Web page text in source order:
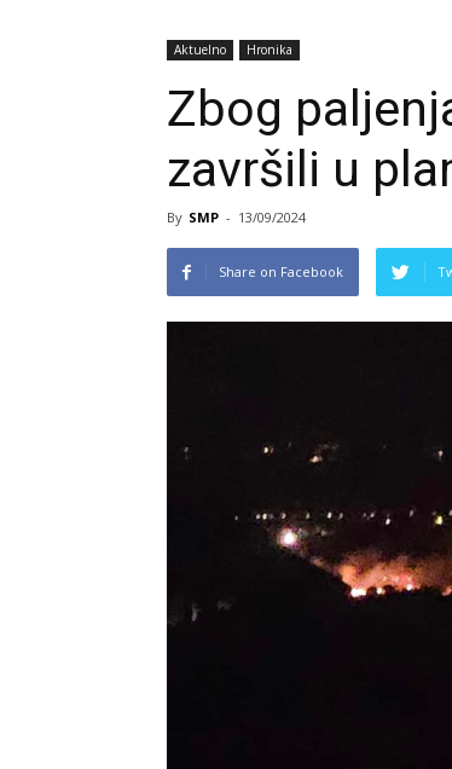
Aktuelno Hronika
Zbog
završili u
By SMP - 13/09/2024
Share on Facebook